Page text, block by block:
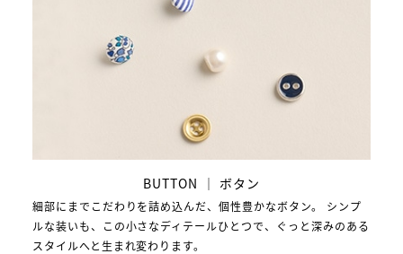
BUTTON ｜ ボタン
細部にまでこだわりを詰め込んだ、個性豊かなボタン。 シンプ
ルな装いも、この小さなディテールひとつで、ぐっと深みのある
スタイルへと生まれ変わります。